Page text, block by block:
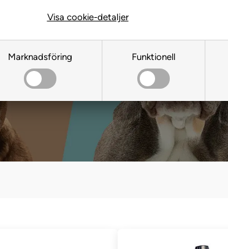
Marknadsföring Funktionell
Visa cookie-detaljer
Uniq Nordic Gold
Framsida»MÄRKEVARA Uniq Nordic Gold